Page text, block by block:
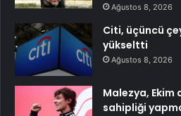
Ağustos 8, 2026
Citi, üçüncü
yükseltti
Ağustos 8, 2026
Malezya, Ekim
sahipliği